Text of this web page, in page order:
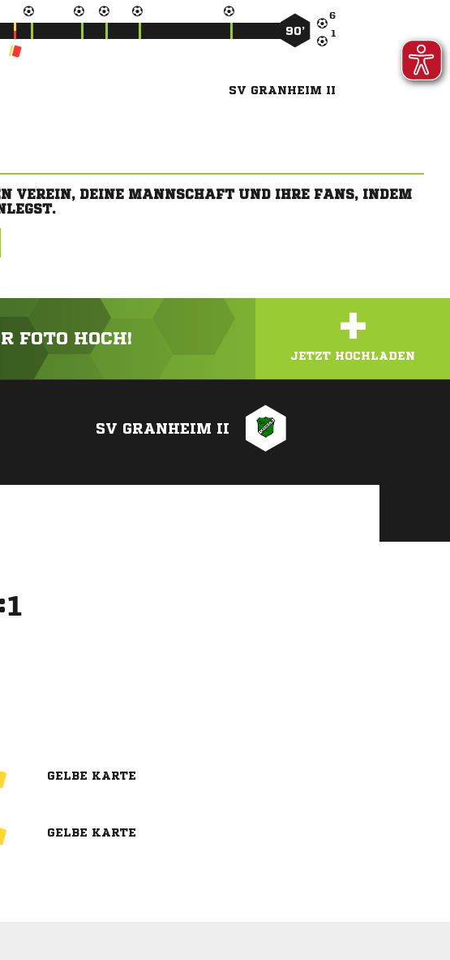


90’
SV GRANHEIM II
VEREIN, DEINE MANNSCHAFT UND IHRE FANS, INDEM
FOTO HOCH! +
JETZT HOCHLADEN
SV GRANHEIM II
:
GELBE KARTE
GELBE KARTE